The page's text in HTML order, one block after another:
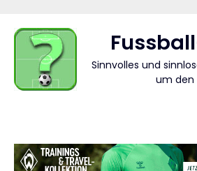
content
Sinnvolles und
um den